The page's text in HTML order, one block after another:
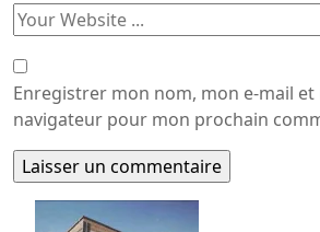
Enregistrer mon nom, mon e-mail
navigateur pour mon prochain